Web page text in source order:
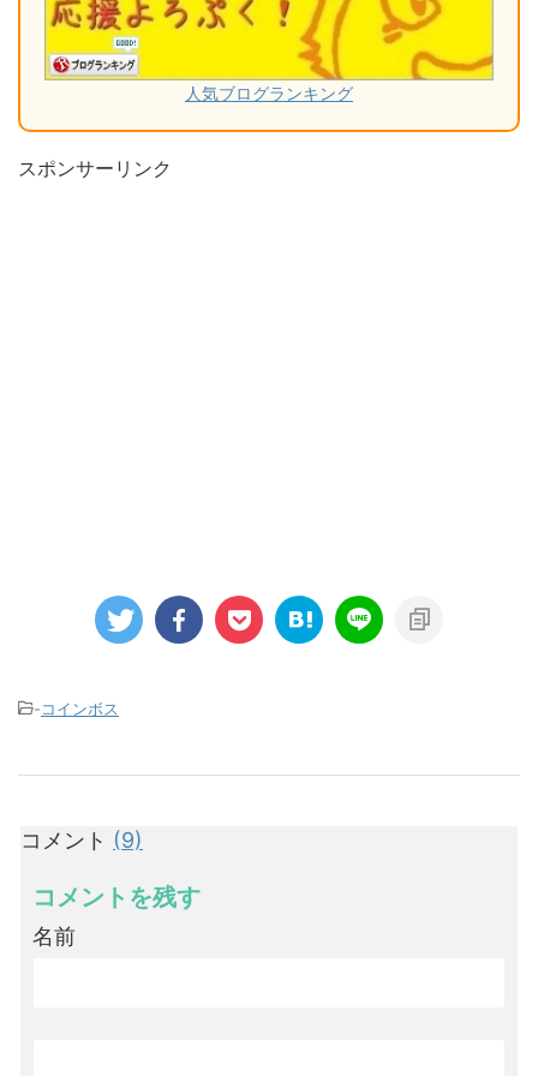
人気ブログランキング
スポンサーリンク
-コインボス
コメント (9)
コメントを残す
名前